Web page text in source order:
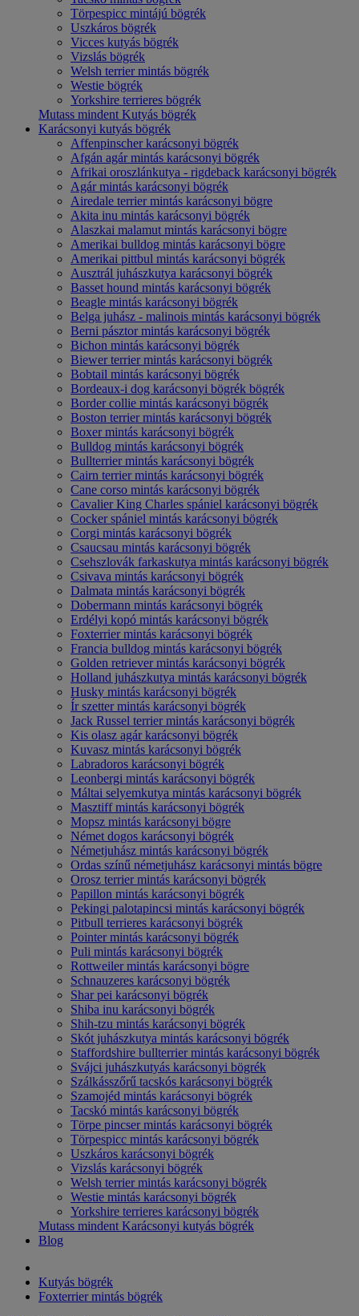
Törpespicc mintájú bögrék
Uszkáros bögrék
Vicces kutyás bögrék
Vizslás bögrék
Welsh terrier mintás bögrék
Westie bögrék
Yorkshire terrieres bögrék
Mutass mindent Kutyás bögrék
Karácsonyi kutyás bögrék
Affenpinscher karácsonyi bögrék
Afgán agár mintás karácsonyi bögrék
Afrikai oroszlánkutya - rigdeback karácsonyi bögrék
Agár mintás karácsonyi bögrék
Airedale terrier mintás karácsonyi bögre
Akita inu mintás karácsonyi bögrék
Alaszkai malamut mintás karácsonyi bögre
Amerikai bulldog mintás karácsonyi bögre
Amerikai pittbul mintás karácsonyi bögrék
Ausztrál juhászkutya karácsonyi bögrék
Basset hound mintás karácsonyi bögrék
Beagle mintás karácsonyi bögrék
Belga juhász - malinois mintás karácsonyi bögrék
Berni pásztor mintás karácsonyi bögrék
Bichon mintás karácsonyi bögrék
Biewer terrier mintás karácsonyi bögrék
Bobtail mintás karácsonyi bögrék
Bordeaux-i dog karácsonyi bögrék bögrék
Border collie mintás karácsonyi bögrék
Boston terrier mintás karácsonyi bögrék
Boxer mintás karácsonyi bögrék
Bulldog mintás karácsonyi bögrék
Bullterrier mintás karácsonyi bögrék
Cairn terrier mintás karácsonyi bögrék
Cane corso mintás karácsonyi bögrék
Cavalier King Charles spániel karácsonyi bögrék
Cocker spániel mintás karácsonyi bögrék
Corgi mintás karácsonyi bögrék
Csaucsau mintás karácsonyi bögrék
Csehszlovák farkaskutya mintás karácsonyi bögrék
Csivava mintás karácsonyi bögrék
Dalmata mintás karácsonyi bögrék
Dobermann mintás karácsonyi bögrék
Erdélyi kopó mintás karácsonyi bögrék
Foxterrier mintás karácsonyi bögrék
Francia bulldog mintás karácsonyi bögrék
Golden retriever mintás karácsonyi bögrék
Holland juhászkutya mintás karácsonyi bögrék
Husky mintás karácsonyi bögrék
Ír szetter mintás karácsonyi bögrék
Jack Russel terrier mintás karácsonyi bögrék
Kis olasz agár karácsonyi bögrék
Kuvasz mintás karácsonyi bögrék
Labradoros karácsonyi bögrék
Leonbergi mintás karácsonyi bögrék
Máltai selyemkutya mintás karácsonyi bögrék
Masztiff mintás karácsonyi bögrék
Mopsz mintás karácsonyi bögre
Német dogos karácsonyi bögrék
Németjuhász mintás karácsonyi bögrék
Ordas színű németjuhász karácsonyi mintás bögre
Orosz terrier mintás karácsonyi bögrék
Papillon mintás karácsonyi bögrék
Pekingi palotapincsi mintás karácsonyi bögrék
Pitbull terrieres karácsonyi bögrék
Pointer mintás karácsonyi bögrék
Puli mintás karácsonyi bögrék
Rottweiler mintás karácsonyi bögre
Schnauzeres karácsonyi bögrék
Shar pei karácsonyi bögrék
Shiba inu karácsonyi bögrék
Shih-tzu mintás karácsonyi bögrék
Skót juhászkutya mintás karácsonyi bögrék
Staffordshire bullterrier mintás karácsonyi bögrék
Svájci juhászkutyás karácsonyi bögrék
Szálkásszőrű tacskós karácsonyi bögrék
Szamojéd mintás karácsonyi bögrék
Tacskó mintás karácsonyi bögrék
Törpe pincser mintás karácsonyi bögrék
Törpespicc mintás karácsonyi bögrék
Uszkáros karácsonyi bögrék
Vizslás karácsonyi bögrék
Welsh terrier mintás karácsonyi bögrék
Westie mintás karácsonyi bögrék
Yorkshire terrieres karácsonyi bögrék
Mutass mindent Karácsonyi kutyás bögrék
Blog
Kutyás bögrék
Foxterrier mintás bögrék